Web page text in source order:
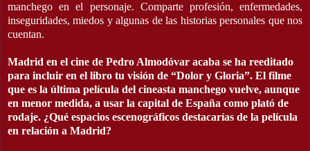
manchego en el personaje. Comparte profesión, enfermedades,
inseguridades, miedos y algunas de las historias personales que nos
cuentan.
Madrid en el cine de Pedro Almodóvar acaba se ha reeditado
para incluir en el libro tu visión de “Dolor y Gloria”. El filme
que es la última película del cineasta manchego vuelve, aunque
en menor medida, a usar la capital de España como plató de
rodaje. ¿Qué espacios escenográficos destacarías de la película
en relación a Madrid?